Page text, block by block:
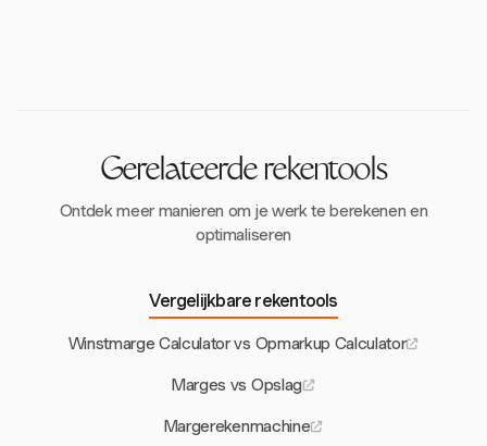
Gerelateerde rekentools
Ontdek meer manieren om je werk te berekenen en
optimaliseren
Vergelijkbare rekentools
Winstmarge Calculator vs Opmarkup Calculator
Marges vs Opslag
Margerekenmachine